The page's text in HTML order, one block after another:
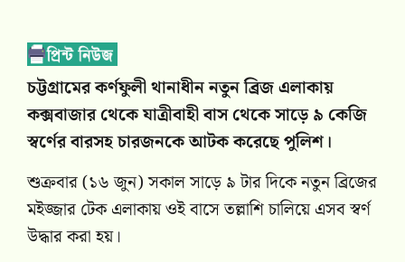
চট্টগ্রামের কর্ণফুলী থানাধীন নতুন ব্রিজ এলাকায়
কক্সবাজার থেকে যাত্রীবাহী বাস থেকে সাড়ে ৯ কেজি
স্বর্ণের বারসহ চারজনকে আটক করেছে পুলিশ।
শুক্রবার (১৬ জুন) সকাল সাড়ে ৯ টার দিকে নতুন ব্রিজের
মইজ্জার টেক এলাকায় ওই বাসে তল্লাশি চালিয়ে এসব স্বর্ণ
উদ্ধার করা হয়।